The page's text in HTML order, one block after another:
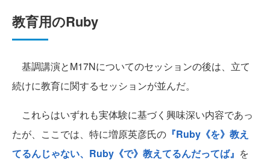
教育用のRuby
基調講演とM17Nについてのセッションの後は、立て
続けに教育に関するセッションが並んだ。
これらはいずれも実体験に基づく興味深い内容であっ
たが、ここでは、特に増原英彦氏の 『Ruby《を》教え
てるんじゃない、Ruby《で》教えてるんだってば』 を